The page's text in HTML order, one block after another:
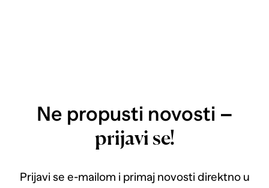
Ne propusti novosti –
prijavi se!
Prijavi se e-mailom i primaj novosti direktno u